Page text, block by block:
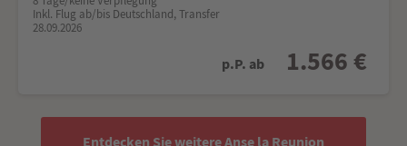
Inkl. Flug ab/bis Deutschland, Transfer
28.09.2026
p.P. ab 1.566 €
Entdecken Sie weitere Anse la Reunion